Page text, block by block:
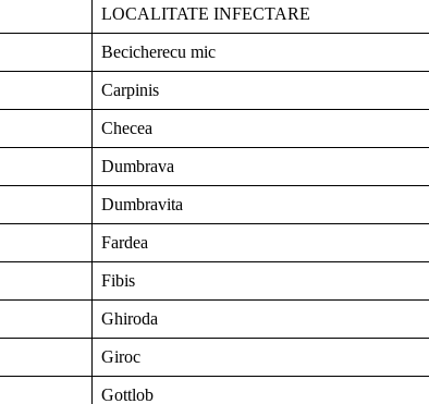
LOCALITATE INFECTARE
Becicherecu mic
Carpinis
Checea
Dumbrava
Dumbravita
Fardea
Fibis
Ghiroda
Giroc
Gottlob